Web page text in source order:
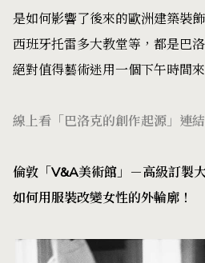
是如何影響了後來的歐洲建築裝
西班牙托雷多大教堂等，都是巴
絕對值得藝術迷用一個下午時間
線上看「巴洛克的創作起源」連結
倫敦「V&A美術館」－高級訂製
如何用服裝改變女性的外輪廓！